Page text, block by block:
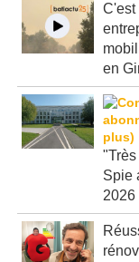
C'est
en
Spie
2026